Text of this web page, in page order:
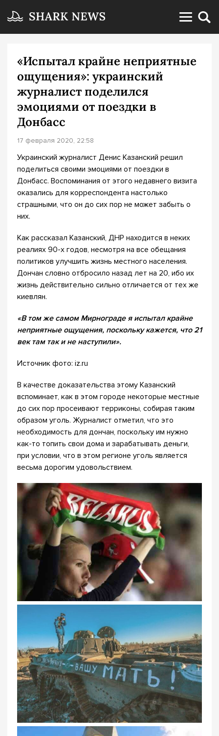
«Испытал крайне неприятные
ощущения»: украинский
журналист поделился
эмоциями от поездки в
Донбасс
17 февраля 2020, 22:58
Украинский журналист Денис Казанский решил
поделиться своими эмоциями от поездки в
Донбасс. Воспоминания от этого недавнего визита
оказались для корреспондента настолько
страшными, что он до сих пор не может забыть о
них.
Как рассказал Казанский, ДНР находится в неких
реалиях 90-х годов, несмотря на все обещания
политиков улучшить жизнь местного населения.
Дончан словно отбросило назад лет на 20, ибо их
жизнь действительно сильно отличается от тех же
киевлян.
«В том же самом Мирнограде я испытал крайне
неприятные ощущения, поскольку кажется, что 21
век там так и не наступили».
Источник фото: iz.ru
В качестве доказательства этому Казанский
вспоминает, как в этом городе некоторые местные
до сих пор просеивают терриконы, собирая таким
образом уголь. Журналист отметил, что это
необходимость для дончан, поскольку им нужно
как-то топить свои дома и зарабатывать деньги,
при условии, что в этом регионе уголь является
весьма дорогим удовольствием.